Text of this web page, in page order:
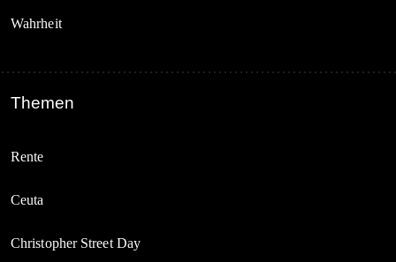
Wahrheit
Themen
Rente
Ceuta
Christopher Street Day